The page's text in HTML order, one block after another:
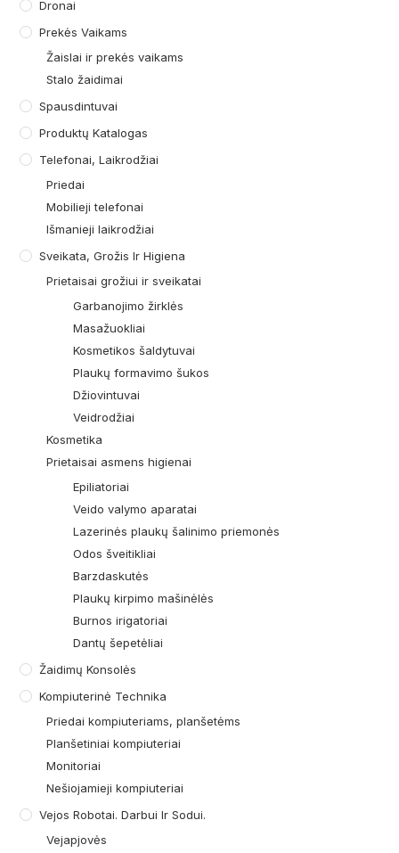
Dronai
Prekės Vaikams
Žaislai ir prekės vaikams
Stalo žaidimai
Spausdintuvai
Produktų Katalogas
Telefonai, Laikrodžiai
Priedai
Mobilieji telefonai
Išmanieji laikrodžiai
Sveikata, Grožis Ir Higiena
Prietaisai grožiui ir sveikatai
Garbanojimo žirklės
Masažuokliai
Kosmetikos šaldytuvai
Plaukų formavimo šukos
Džiovintuvai
Veidrodžiai
Kosmetika
Prietaisai asmens higienai
Epiliatoriai
Veido valymo aparatai
Lazerinės plaukų šalinimo priemonės
Odos šveitikliai
Barzdaskutės
Plaukų kirpimo mašinėlės
Burnos irigatoriai
Dantų šepetėliai
Žaidimų Konsolės
Kompiuterinė Technika
Priedai kompiuteriams, planšetėms
Planšetiniai kompiuteriai
Monitoriai
Nešiojamieji kompiuteriai
Vejos Robotai. Darbui Ir Sodui.
Vejapjovės